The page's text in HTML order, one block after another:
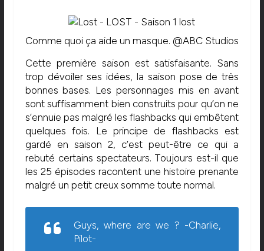
Comme quoi ça aide un masque. @ABC Studios
Cette première saison est satisfaisante. Sans
trop dévoiler ses idées, la saison pose de très
bonnes bases. Les personnages mis en avant
sont suffisamment bien construits pour qu’on ne
s’ennuie pas malgré les flashbacks qui embêtent
quelques fois. Le principe de flashbacks est
gardé en saison 2, c’est peut-être ce qui a
rebuté certains spectateurs. Toujours est-il que
les 25 épisodes racontent une histoire prenante
malgré un petit creux somme toute normal.
Guys, where are we ? -Charlie,
Pilot-